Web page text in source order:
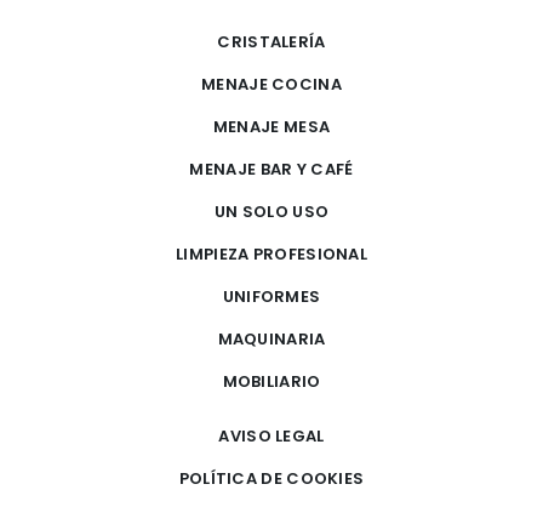
CRISTALERÍA
MENAJE COCINA
MENAJE MESA
MENAJE BAR Y CAFÉ
UN SOLO USO
LIMPIEZA PROFESIONAL
UNIFORMES
MAQUINARIA
MOBILIARIO
AVISO LEGAL
POLÍTICA DE COOKIES